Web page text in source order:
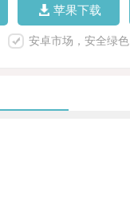
苹果下载
安卓市场，安全绿色